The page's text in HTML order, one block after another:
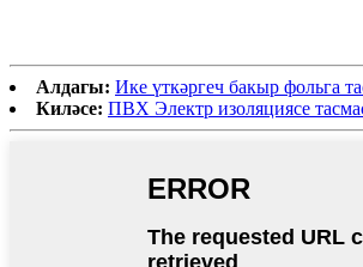
Алдагы: Ике үткәргеч бакыр фольга
Киләсе: ПВХ Электр изоляциясе